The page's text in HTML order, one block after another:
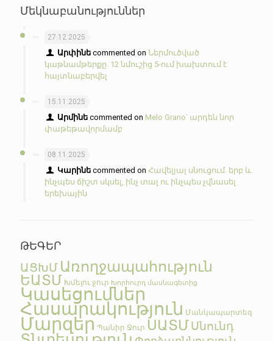
Մեկնաբանություններ
27.12.2025
Արփինե commented onՆերմուծված
կաթնամթերքը. 12 նմուշից 5-ում խախտում է
հայտնաբերվել
15.11.2025
Արմինե commented on Melo Grano՝ արդեն նոր
փաթեթավորմամբ
08.11.2025
Կարինե commented onՀավելյալ սնուցում. երբ և
ինչպես ճիշտ սկսել, ինչ տալ ու ինչպես չվնասել
երեխային
ԹԵԳԵՐ
ԱՑԽՄ Առողջապահություն
ԵԱՏՄ Խմելու ջուր Խորհուրդ մասնագետից
Կասեցումներ
Հասարակություն Մանկապարտեզ
Մարզեր Պանիր Ջուր ՍԱՏՄՍնունդ